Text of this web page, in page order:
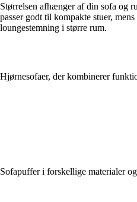
Størrelsen afhænger af din sofa og
passer godt til kompakte stuer,
loungestemning i større rum.
Hjørnesofaer, der kombinerer
Sofapuffer i forskellige materialer